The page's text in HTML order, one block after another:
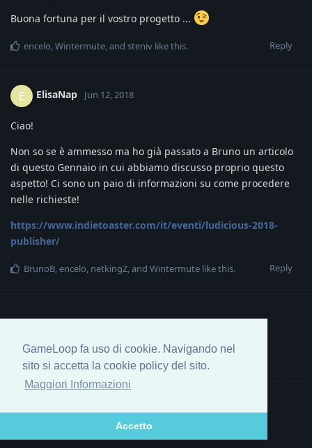
GameLoop fa uso di cookie. Navigando nel
sito si accetta la cookie policy del sito.
Maggiori Informazioni
Accetto
Buona fortuna per il vostro progetto ...
Reply
encelo Wintermute , and steniv like this.
E ElisaNap Jun 12, 2018
Ciao!
Non so se è ammesso ma ho già passato a Bruno un articolo
di questo Gennaio in cui abbiamo discusso proprio questo
aspetto! Ci sono un paio di informazioni su come procedere
nelle richieste!
https://www.indietoaster.com/it/eventi/ludicious-2018-
publisher/
Reply
BrunoB encelo netkingZ , and Wintermute like this.
Write a Reply...